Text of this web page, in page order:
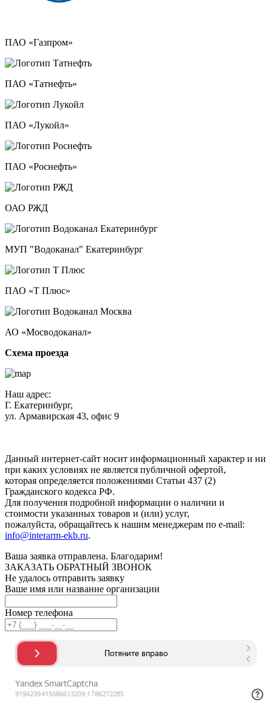
ПАО «Газпром»
ПАО «Татнефть»
ПАО «Лукойл»
ПАО «Роснефть»
ОАО РЖД
МУП "Водоканал" Екатеринбург
ПАО «Т Плюс»
АО «Мосводоканал»
Схема проезда
Наш адрес:
Г. Екатеринбург,
ул. Армавирская 43, офис 9
Данный интернет-сайт носит информационный характер и ни
при каких условиях не является публичной офертой,
которая определяется положениями Статьи 437 (2)
Гражданского кодекса РФ.
Для получения подробной информации о наличии и
стоимости указанных товаров и (или) услуг,
пожалуйста, обращайтесь к нашим менеджерам по e-mail:
info@interarm-ekb.ru.
Ваша заявка отправлена. Благодарим!
ЗАКАЗАТЬ ОБРАТНЫЙ ЗВОНОК
Не удалось отправить заявку
Ваше имя или название организации
Номер телефона